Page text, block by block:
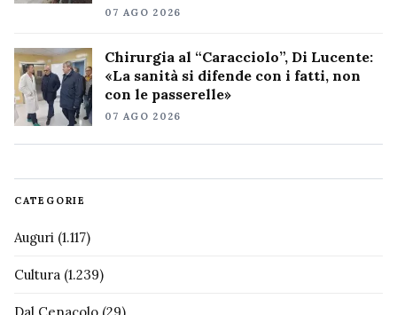
07 AGO 2026
Chirurgia al “Caracciolo”, Di Lucente:
«La sanità si difende con i fatti, non
con le passerelle»
07 AGO 2026
CATEGORIE
Auguri (1.117)
Cultura (1.239)